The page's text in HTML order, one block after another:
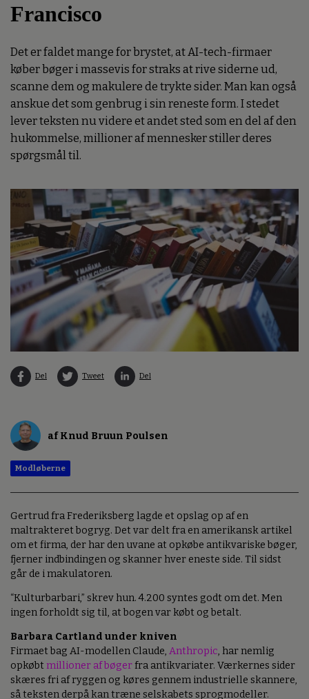
Francisco
Det er faldet mange for brystet, at AI-tech-firmaer
køber bøger i massevis for straks at rive siderne ud,
scanne dem og makulere de trykte sider. Man kan også
anskue det som genbrug i sin reneste form. I stedet
lever teksten nu videre et andet sted som en del af den
hukommelse, millioner af mennesker stiller deres
spørgsmål til.
Del Tweet Del
af Knud Bruun Poulsen
Modløberne
Gertrud fra Frederiksberg lagde et opslag op af en
maltrakteret bogryg. Det var delt fra en amerikansk artikel
om et firma, der har den uvane at opkøbe antikvariske bøger,
fjerner indbindingen og skanner hver eneste side. Til sidst
går de i makulatoren.
“Kulturbarbari,” skrev hun. 4.200 syntes godt om det. Men
ingen forholdt sig til, at bogen var købt og betalt.
Barbara Cartland under kniven
Firmaet bag AI-modellen Claude, Anthropic, har nemlig
opkøbt millioner af bøgerfra antikvariater. Værkernes sider
skæres fri af ryggen og køres gennem industrielle skannere,
så teksten derpå kan træne selskabets sprogmodeller.